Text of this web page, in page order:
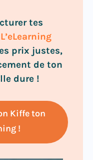
tes
prix justes,
de ton
dure !
Kiffe ton
!